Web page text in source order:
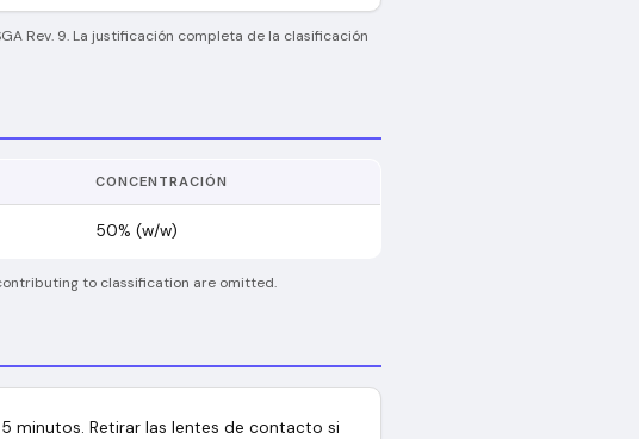
Rev. 9. La justificación completa de la clasificación
CONCENTRACIÓN
50% (w/w)
to classification are omitted.
minutos. Retirar las lentes de contacto si